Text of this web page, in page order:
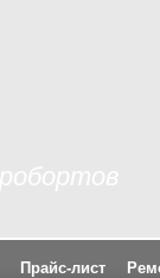
Прайс-лист